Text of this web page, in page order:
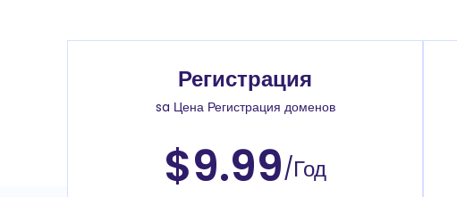
Регистрация
sa Цена Регистрация доменов
$9.99/Год